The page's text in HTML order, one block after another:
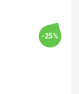
-25%